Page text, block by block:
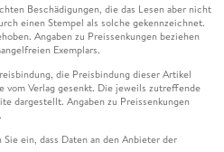
Beschädigungen, die das Lesen aber nicht
einen Stempel als solche gekennzeichnet.
Angaben zu Preissenkungen beziehen
Exemplars.
die Preisbindung dieser Artikel
vom Verlag gesenkt. Die jeweils zutreffende
dargestellt. Angaben zu Preissenkungen
ein, dass Daten an den Anbieter der